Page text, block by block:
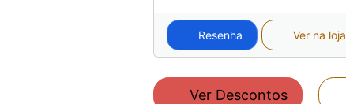
Resenha Ver na loja
Ver Descontos